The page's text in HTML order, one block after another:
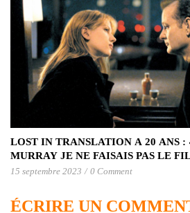
LOST IN TRANSLATION A 20 ANS :
MURRAY JE NE FAISAIS PAS LE
15 septembre 2023 / 0 Comment
ÉCRIRE UN